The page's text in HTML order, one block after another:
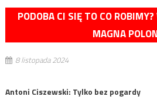
PODOBA CI SIĘ TO CO
MAGNA
8 listopada 2024
Antoni Ciszewski: Tylko bez pogardy